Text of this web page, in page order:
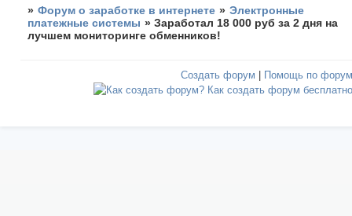
» Форум о заработке в интернете » Электронные
платежные системы »Заработал 18 000 руб за 2 дня на
лучшем мониторинге обменников!
Создать форум | Помощь по